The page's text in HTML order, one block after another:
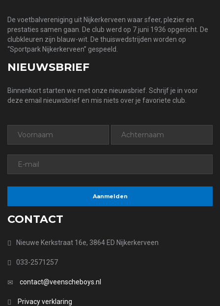
De voetbalvereniging uit Nijkerkerveen waar sfeer, plezier en
prestaties samen gaan. De club werd op 7 juni 1936 opgericht. De
clubkleuren zijn blauw-wit. De thuiswedstrijden worden op
“Sportpark Nijkerkerveen” gespeeld.
NIEUWSBRIEF
Binnenkort starten we met onze nieuwsbrief. Schrijf je in voor
deze email nieuwsbrief en mis niets over je favoriete club.
CONTACT
Nieuwe Kerkstraat 16e, 3864 ED Nijkerkerveen
033-2571257
contact@veenscheboys.nl
Privacy verklaring